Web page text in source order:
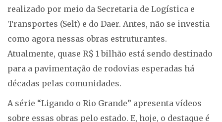
realizado por meio da Secretaria de Logística e
Transportes (Selt) e do Daer. Antes, não se investia
como agora nessas obras estruturantes.
Atualmente, quase R$ 1 bilhão está sendo destinado
para a pavimentação de rodovias esperadas há
décadas pelas comunidades.
A série “Ligando o Rio Grande” apresenta vídeos
sobre essas obras pelo estado. E, hoje, o destaque é